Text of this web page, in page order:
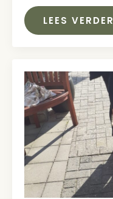
LEES VERDER